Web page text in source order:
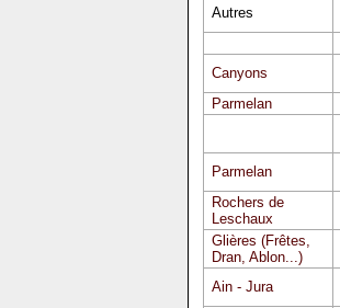
Autres
Canyons
Parmelan
Parmelan
Rochers de
Leschaux
Glières (Frêtes,
Dran, Ablon...)
Ain - Jura